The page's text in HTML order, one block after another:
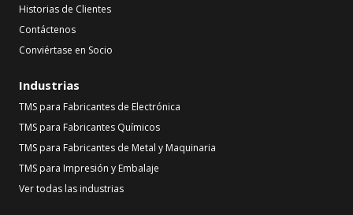
Historias de Clientes
Contáctenos
Conviértase en Socio
Industrias
TMS para Fabricantes de Electrónica
TMS para Fabricantes Químicos
TMS para Fabricantes de Metal y Maquinaria
TMS para Impresión y Embalaje
Ver todas las industrias